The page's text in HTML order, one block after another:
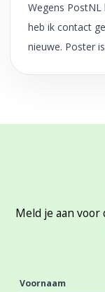
Wegens
heb ik contact
nieuwe. Poster
Meld je aan
Voornaam